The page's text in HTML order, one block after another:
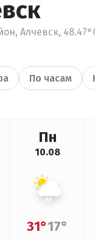
Алчевск,
По часам
Пн
10.08
31°17°